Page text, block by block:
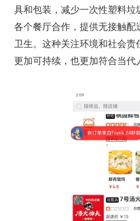
具和包装，减少一次性塑料
各个餐厅合作，提供无接触配
卫生。这种关注环境和社会
更加可持续，也更加符合当代